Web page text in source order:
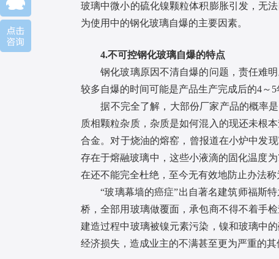
玻璃中微小的硫化镍颗粒体积膨胀引发，无
为使用中的钢化玻璃自爆的主要因素。
4.不可控钢化玻璃自爆的特点
钢化玻璃原因不清自爆的问题，责任难明
较多自爆的时间可能是产品生产完成后的4～5
据不完全了解，大部份厂家产品的概率是
质相颗粒杂质，杂质是如何混入的现还未根
合金。对于烧油的熔窑，曾报道在小炉中发
存在于熔融玻璃中，这些小液滴的固化温度
在还不能完全杜绝，至今无有效地防止办法称
“玻璃幕墙的癌症”出自著名建筑师福斯特
桥，全部用玻璃做覆面，承包商不得不着手
建造过程中玻璃被镍元素污染，镍和玻璃中
经济损失，造成业主的不满甚至更为严重的其